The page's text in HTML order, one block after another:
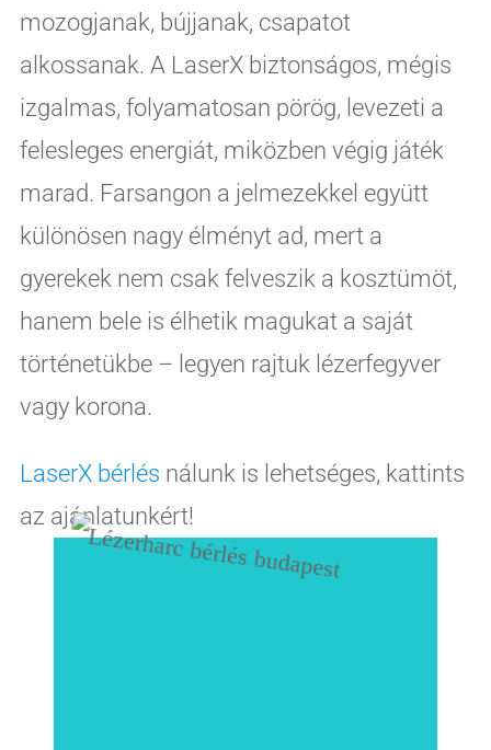
mozogjanak, bújjanak, csapatot
alkossanak. A LaserX biztonságos, mégis
izgalmas, folyamatosan pörög, levezeti a
felesleges energiát, miközben végig játék
marad. Farsangon a jelmezekkel együtt
különösen nagy élményt ad, mert a
gyerekek nem csak felveszik a kosztümöt,
hanem bele is élhetik magukat a saját
történetükbe – legyen rajtuk lézerfegyver
vagy korona.
LaserX bérlés nálunk is lehetséges, kattints
az ajánlatunkért!